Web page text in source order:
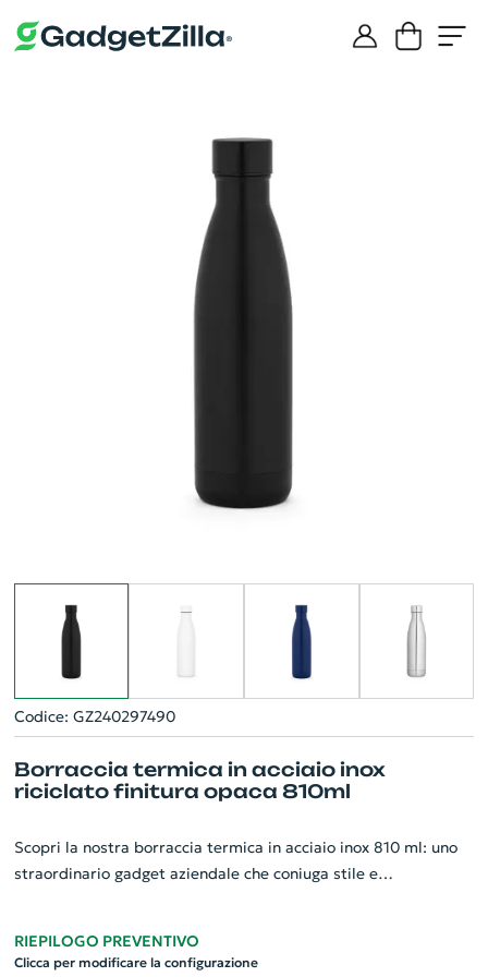
Codice: GZ240297490
Borraccia termica in acciaio inox
riciclato finitura opaca 810ml
Scopri la nostra borraccia termica in acciaio inox 810 ml: uno
straordinario gadget aziendale che coniuga stile e
opaca e captante. Grazie alla sua doppia parete isolata
RIEPILOGO PREVENTIVO
Clicca per modificare la configurazione